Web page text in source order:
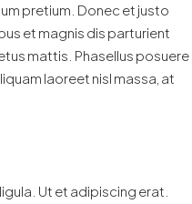
pretium. Donec et justo
et magnis dis parturient
mattis. Phasellus posuere
laoreet nisl massa, at
Ut et adipiscing erat.